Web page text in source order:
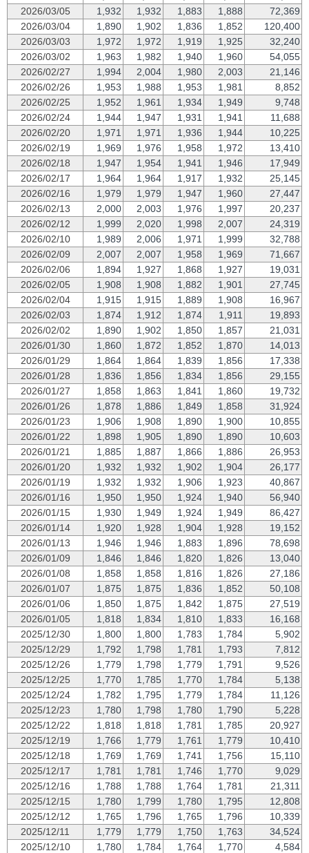
2026/03/05
1,932 1,932 1,883 1,888
72,369
2026/03/04
1,890 1,902 1,836 1,852
120,400
2026/03/03
1,972 1,972 1,919 1,925
32,240
2026/03/02
1,963 1,982 1,940 1,960
54,055
2026/02/27
1,994 2,004 1,980 2,003
21,146
2026/02/26
1,953 1,988 1,953 1,981
8,852
2026/02/25
1,952 1,961 1,934 1,949
9,748
2026/02/24
1,944 1,947 1,931 1,941
11,688
2026/02/20
1,971 1,971 1,936 1,944
10,225
2026/02/19
1,969 1,976 1,958 1,972
13,410
2026/02/18
1,947 1,954 1,941 1,946
17,949
2026/02/17
1,964 1,964 1,917 1,932
25,145
2026/02/16
1,979 1,979 1,947 1,960
27,447
2026/02/13
2,000 2,003 1,976 1,997
20,237
2026/02/12
1,999 2,020 1,998 2,007
24,319
2026/02/10
1,989 2,006 1,971 1,999
32,788
2026/02/09
2,007 2,007 1,958 1,969
71,667
2026/02/06
1,894 1,927 1,868 1,927
19,031
2026/02/05
1,908 1,908 1,882 1,901
27,745
2026/02/04
1,915 1,915 1,889 1,908
16,967
2026/02/03
1,874 1,912 1,874 1,911
19,893
2026/02/02
1,890 1,902 1,850 1,857
21,031
2026/01/30
1,860 1,872 1,852 1,870
14,013
2026/01/29
1,864 1,864 1,839 1,856
17,338
2026/01/28
1,836 1,856 1,834 1,856
29,155
2026/01/27
1,858 1,863 1,841 1,860
19,732
2026/01/26
1,878 1,886 1,849 1,858
31,924
2026/01/23
1,906 1,908 1,890 1,900
10,855
2026/01/22
1,898 1,905 1,890 1,890
10,603
2026/01/21
1,885 1,887 1,866 1,886
26,953
2026/01/20
1,932 1,932 1,902 1,904
26,177
2026/01/19
1,932 1,932 1,906 1,923
40,867
2026/01/16
1,950 1,950 1,924 1,940
56,940
2026/01/15
1,930 1,949 1,924 1,949
86,427
2026/01/14
1,920 1,928 1,904 1,928
19,152
2026/01/13
1,946 1,946 1,883 1,896
78,698
2026/01/09
1,846 1,846 1,820 1,826
13,040
2026/01/08
1,858 1,858 1,816 1,826
27,186
2026/01/07
1,875 1,875 1,836 1,852
50,108
2026/01/06
1,850 1,875 1,842 1,875
27,519
2026/01/05
1,818 1,834 1,810 1,833
16,168
2025/12/30
1,800 1,800 1,783 1,784
5,902
2025/12/29
1,792 1,798 1,781 1,793
7,812
2025/12/26
1,779 1,798 1,779 1,791
9,526
2025/12/25
1,770 1,785 1,770 1,784
5,138
2025/12/24
1,782 1,795 1,779 1,784
11,126
2025/12/23
1,780 1,798 1,780 1,790
5,228
2025/12/22
1,818 1,818 1,781 1,785
20,927
2025/12/19
1,766 1,779 1,761 1,779
10,410
2025/12/18
1,769 1,769 1,741 1,756
15,110
2025/12/17
1,781 1,781 1,746 1,770
9,029
2025/12/16
1,788 1,788 1,764 1,781
21,311
2025/12/15
1,780 1,799 1,780 1,795
12,808
2025/12/12
1,765 1,796 1,765 1,796
10,339
2025/12/11
1,779 1,779 1,750 1,763
34,524
2025/12/10
1,780 1,784 1,764 1,770
4,584